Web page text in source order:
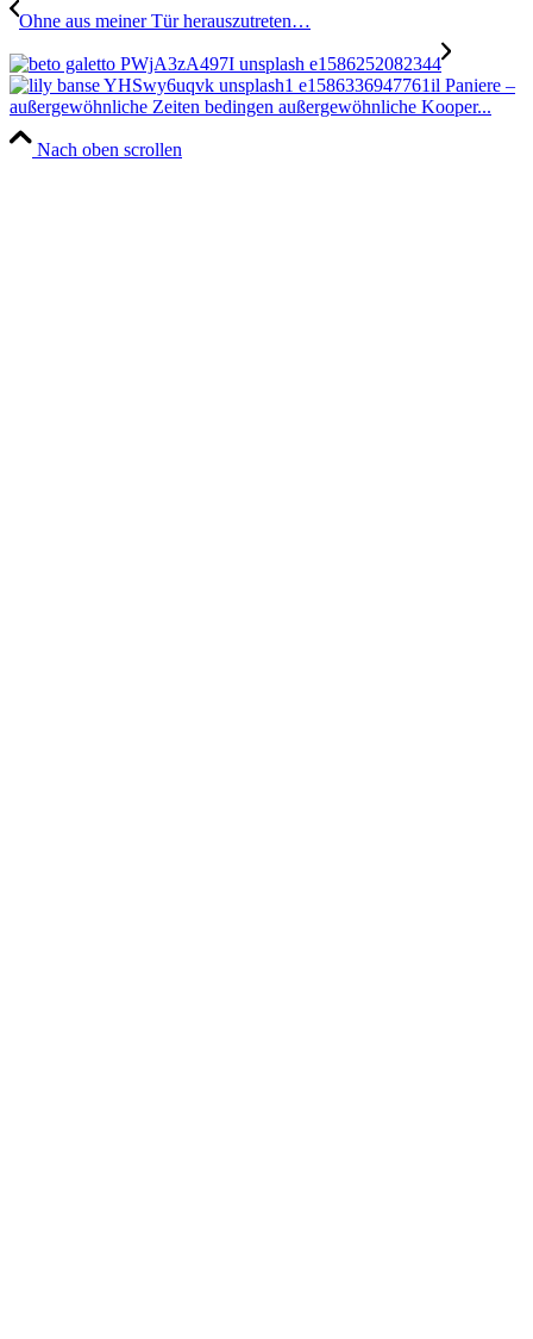
Ohne aus meiner Tür herauszutreten…
il Paniere –
außergewöhnliche Zeiten bedingen außergewöhnliche Kooper...
Nach oben scrollen